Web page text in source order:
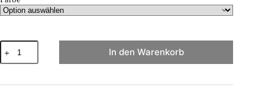
"Color
your
mind!"
Steffen
In den Warenkorb